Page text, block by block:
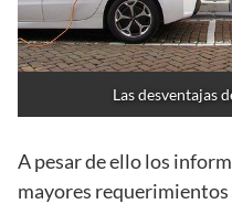
Las desventajas
A pesar de ello los
mayores requerimientos